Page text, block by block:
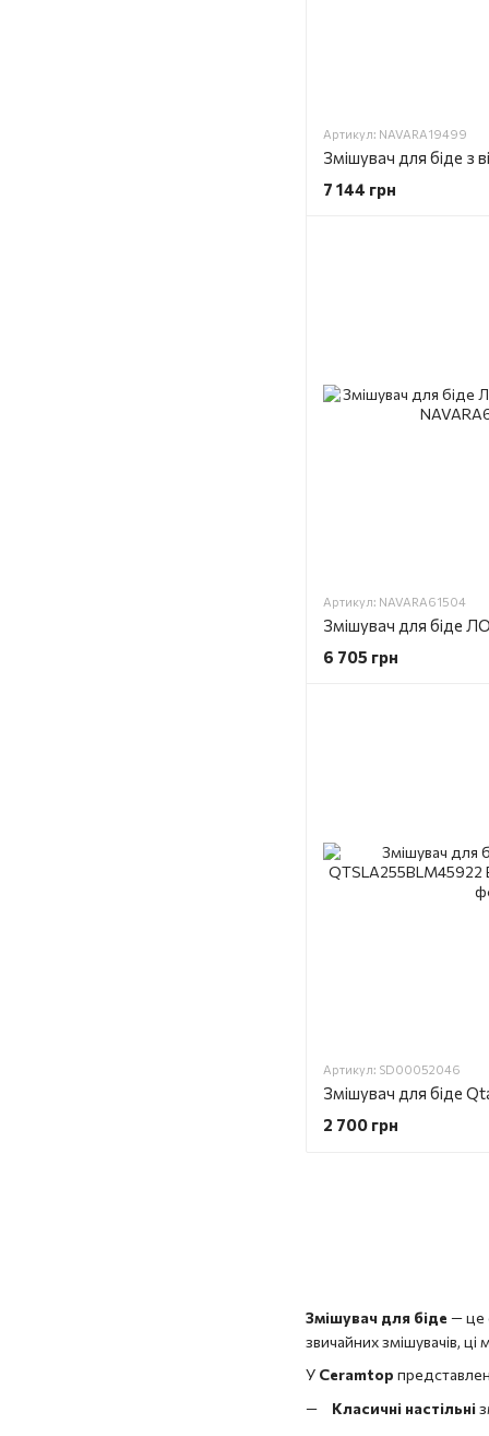
Змішувач для біде — це
звичайних змішувачів,
У Ceramtop
Класичні настільні
Артикул: NAVARA19499
7 144 грн
Артикул: NAVARA61504
6 705 грн
Артикул: SD00052046
2 700 грн